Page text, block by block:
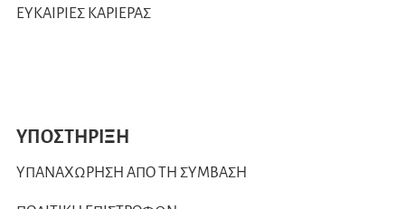
ΕΥΚΑΙΡΙΕΣ ΚΑΡΙΕΡΑΣ
ΥΠΟΣΤΗΡΙΞΗ
ΥΠΑΝΑΧΩΡΗΣΗ ΑΠΟ ΤΗ ΣΥΜΒΑΣΗ